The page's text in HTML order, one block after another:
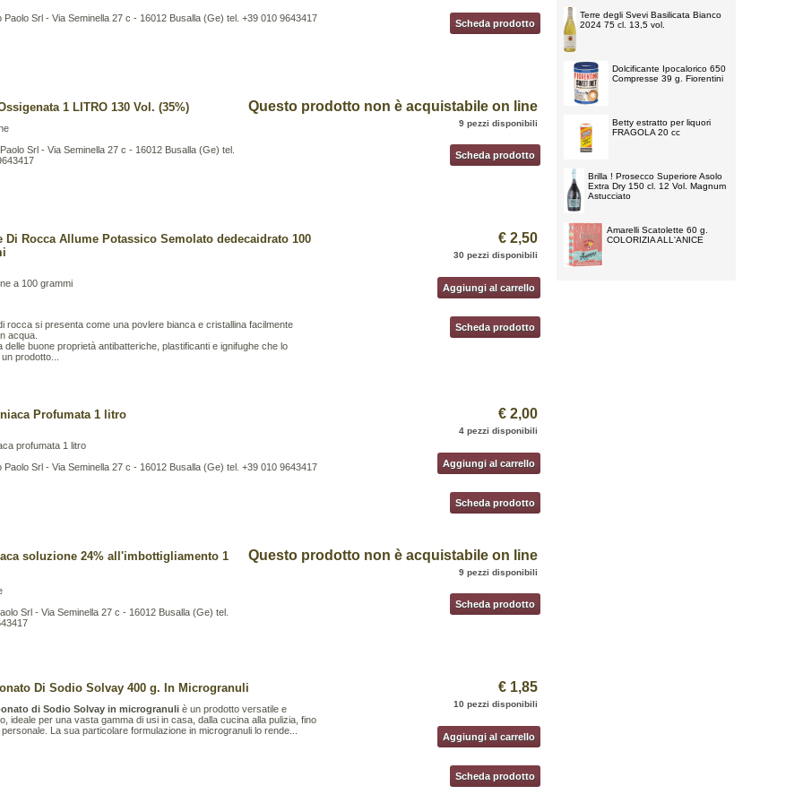
Paolo Srl - Via Seminella 27 c - 16012 Busalla (Ge) tel. +39 010 9643417
Scheda prodotto
1 LITRO 130 Vol. (35%)
Srl - Via Seminella 27 c - 16012 Busalla (Ge) tel.
Questo prodotto non è acquistabile on line
9 pezzi disponibili
Scheda prodotto
Di Rocca Allume Potassico Semolato dedecaidrato 100
a 100 grammi
rocca si presenta come una povlere bianca e cristallina facilmente
acqua.
delle buone proprietà antibatteriche, plastificanti e ignifughe che lo
prodotto...
€ 2,50
30 pezzi disponibili
Aggiungi al carrello
Scheda prodotto
Profumata 1 litro
profumata 1 litro
Paolo Srl - Via Seminella 27 c - 16012 Busalla (Ge) tel. +39 010 9643417
€ 2,00
4 pezzi disponibili
Aggiungi al carrello
Scheda prodotto
soluzione 24% all'imbottigliamento 1
Srl - Via Seminella 27 c - 16012 Busalla (Ge) tel.
Questo prodotto non è acquistabile on line
9 pezzi disponibili
Scheda prodotto
Di Sodio Solvay 400 g. In Microgranuli
di Sodio Solvay in microgranuli è un prodotto versatile e
ideale per una vasta gamma di usi in casa, dalla cucina alla pulizia, fino
personale. La sua particolare formulazione in microgranuli lo rende...
€ 1,85
10 pezzi disponibili
Aggiungi al carrello
Scheda prodotto
Terre degli Svevi Basilicata Bianco
2024 75 cl. 13,5 vol.
Dolcificante Ipocalorico 650
Compresse 39 g. Fiorentini
Betty estratto per liquori
FRAGOLA 20 cc
Brilla ! Prosecco Superiore Asolo
Extra Dry 150 cl. 12 Vol. Magnum
Astucciato
Amarelli Scatolette 60 g.
COLORIZIA ALL'ANICE